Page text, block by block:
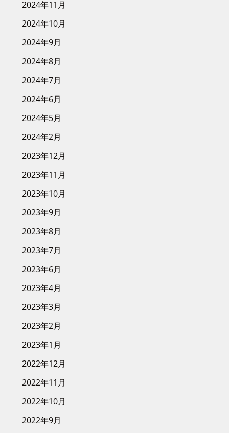
2024年11月
2024年10月
2024年9月
2024年8月
2024年7月
2024年6月
2024年5月
2024年2月
2023年12月
2023年11月
2023年10月
2023年9月
2023年8月
2023年7月
2023年6月
2023年4月
2023年3月
2023年2月
2023年1月
2022年12月
2022年11月
2022年10月
2022年9月